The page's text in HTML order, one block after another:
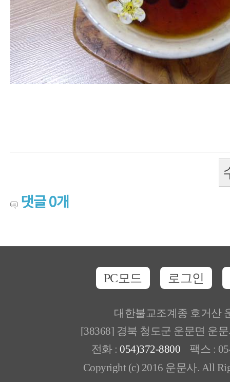
댓글0개
PC모드 로그인
대한불교조계종 호거산
[38368] 경북 청도군 운문면 운
전화 : 054)372-8800 팩스 :
Copyright (c) 2016 운문사. All